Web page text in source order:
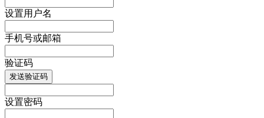
设置用户名
手机号或邮箱
验证码
发送验证码
设置密码